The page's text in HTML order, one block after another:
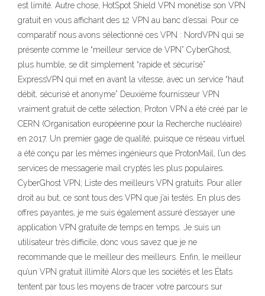
est limité. Autre chose, HotSpot Shield VPN monétise son VPN
gratuit en vous affichant des 12 VPN au banc d’essai. Pour ce
comparatif nous avons sélectionné ces VPN : NordVPN qui se
présente comme le “meilleur service de VPN” CyberGhost,
plus humble, se dit simplement “rapide et sécurisé”
ExpressVPN qui met en avant la vitesse, avec un service “haut
débit, sécurisé et anonyme” Deuxième fournisseur VPN
vraiment gratuit de cette sélection, Proton VPN a été créé par le
CERN (Organisation européenne pour la Recherche nucléaire)
en 2017. Un premier gage de qualité, puisque ce réseau virtuel
a été conçu par les mêmes ingénieurs que ProtonMail, l’un des
services de messagerie mail cryptés les plus populaires.
CyberGhost VPN; Liste des meilleurs VPN gratuits. Pour aller
droit au but, ce sont tous des VPN que j’ai testés. En plus des
offres payantes, je me suis également assuré d’essayer une
application VPN gratuite de temps en temps. Je suis un
utilisateur très difficile, donc vous savez que je ne
recommande que le meilleur des meilleurs. Enfin, le meilleur
qu’un VPN gratuit illimité Alors que les sociétés et les États
tentent par tous les moyens de tracer votre parcours sur